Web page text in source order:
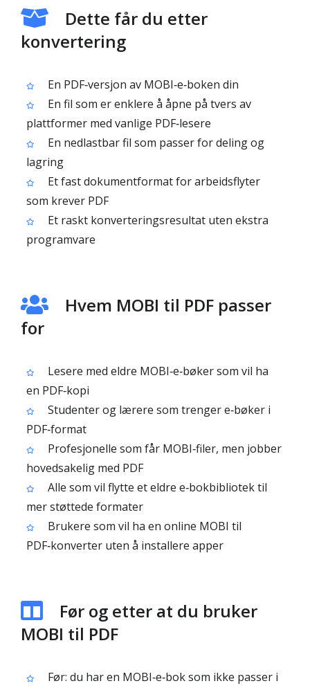
Dette får du etter
konvertering
En PDF‑versjon av MOBI‑e‑boken din
En fil som er enklere å åpne på tvers av
plattformer med vanlige PDF‑lesere
En nedlastbar fil som passer for deling og
lagring
Et fast dokumentformat for arbeidsflyter
som krever PDF
Et raskt konverteringsresultat uten ekstra
programvare
Hvem MOBI til PDF passer
for
Lesere med eldre MOBI‑e‑bøker som vil ha
en PDF‑kopi
Studenter og lærere som trenger e‑bøker i
PDF‑format
Profesjonelle som får MOBI‑filer, men jobber
hovedsakelig med PDF
Alle som vil flytte et eldre e‑bokbibliotek til
mer støttede formater
Brukere som vil ha en online MOBI til
PDF‑konverter uten å installere apper
Før og etter at du bruker
MOBI til PDF
Før: du har en MOBI‑e‑bok som ikke passer i